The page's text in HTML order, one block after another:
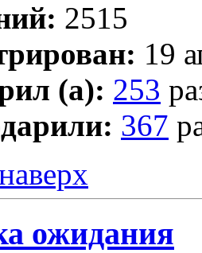
2515
19
(а): 253
367
ожидания